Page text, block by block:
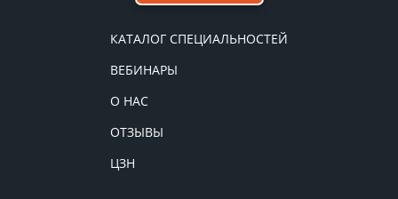
КАТАЛОГ СПЕЦИАЛЬНОСТЕЙ
ВЕБИНАРЫ
О НАС
ОТЗЫВЫ
ЦЗН